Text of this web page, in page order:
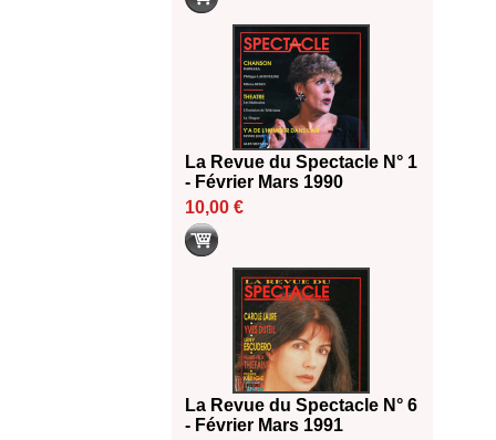
La Revue du Spectacle N° 1
- Février Mars 1990
10,00 €
La Revue du Spectacle N° 6
- Février Mars 1991